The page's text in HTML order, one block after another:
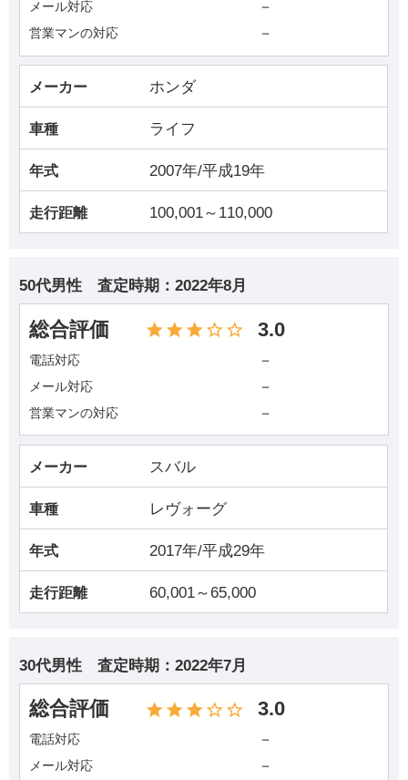
メール対応 －
営業マンの対応 －
メーカー ホンダ
車種 ライフ
年式 2007年/平成19年
走行距離 100,001～110,000
50代男性 査定時期： 2022年8月
総合評価 3.0
電話対応 －
メール対応 －
営業マンの対応 －
メーカー スバル
車種 レヴォーグ
年式 2017年/平成29年
走行距離 60,001～65,000
30代男性 査定時期： 2022年7月
総合評価 3.0
電話対応 －
メール対応 －